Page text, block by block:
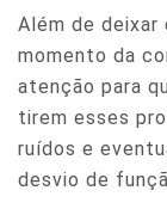
Além de deixar
momento da
atenção para
tirem esses
ruídos e
desvio de